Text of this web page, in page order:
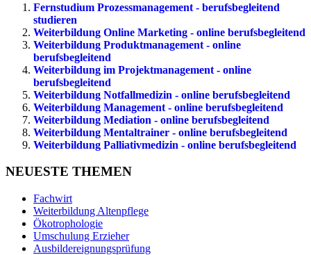
Fernstudium Prozessmanagement - berufsbegleitend
studieren
Weiterbildung Online Marketing - online berufsbegleitend
Weiterbildung Produktmanagement - online
berufsbegleitend
Weiterbildung im Projektmanagement - online
berufsbegleitend
Weiterbildung Notfallmedizin - online berufsbegleitend
Weiterbildung Management - online berufsbegleitend
Weiterbildung Mediation - online berufsbegleitend
Weiterbildung Mentaltrainer - online berufsbegleitend
Weiterbildung Palliativmedizin - online berufsbegleitend
NEUESTE THEMEN
Fachwirt
Weiterbildung Altenpflege
Ökotrophologie
Umschulung Erzieher
Ausbildereignungsprüfung